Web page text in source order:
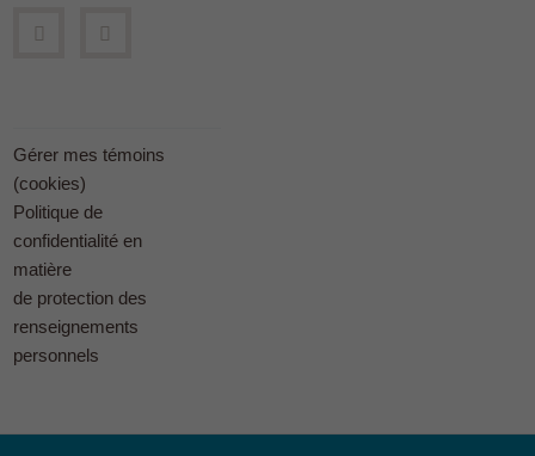
Gérer mes témoins
(cookies)
Politique de
confidentialité en
matière
de protection des
renseignements
personnels